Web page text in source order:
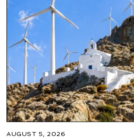
AUGUST 5, 2026